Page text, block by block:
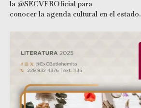
la @SECVEROficial para
conocer la agenda cultural en el estado.